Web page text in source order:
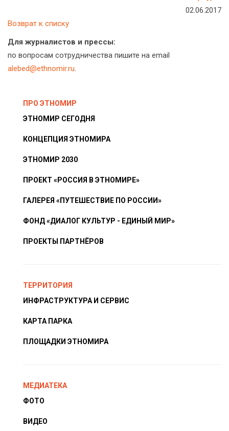
02.06.2017
Возврат к списку
Для журналистов и прессы:
по вопросам сотрудничества пишите на email
alebed@ethnomir.ru.
ПРО ЭТНОМИР
ЭТНОМИР СЕГОДНЯ
КОНЦЕПЦИЯ ЭТНОМИРА
ЭТНОМИР 2030
ПРОЕКТ «РОССИЯ В ЭТНОМИРЕ»
ГАЛЕРЕЯ «ПУТЕШЕСТВИЕ ПО РОССИИ»
ФОНД «ДИАЛОГ КУЛЬТУР - ЕДИНЫЙ МИР»
ПРОЕКТЫ ПАРТНЁРОВ
ТЕРРИТОРИЯ
ИНФРАСТРУКТУРА И СЕРВИС
КАРТА ПАРКА
ПЛОЩАДКИ ЭТНОМИРА
МЕДИАТЕКА
ФОТО
ВИДЕО